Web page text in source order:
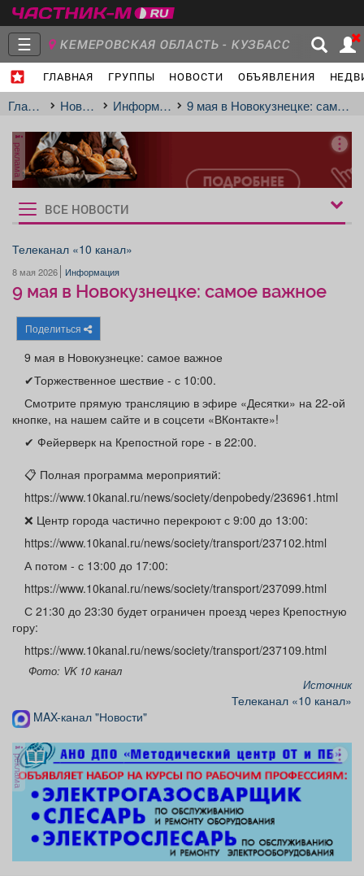
☰ КЕМЕРОВСКАЯ ОБЛАСТЬ - КУЗБАСС
ГЛАВНАЯ ГРУППЫ НОВОСТИ ОБЪЯВЛЕНИЯ
Главная
Группы
Объявления Недвижимость Услуги
Я - пенсионер
Главная Новости Информация 9 мая в Новокузнецке: самое важное
реклама
Рукбрики
новостей
ВСЕ НОВОСТИ
Телеканал «10 канал»
8 мая 2026 Информация
9 мая в Новокузнецке: самое важное
Поделиться
9 мая в Новокузнецке: самое важное
✔Торжественное шествие - с 10:00.
Смотрите прямую трансляцию в эфире «Десятки» на 22-ой
кнопке, на нашем сайте и в соцсети «ВКонтакте»!
✔ Фейерверк на Крепостной горе - в 22:00.
📋 Полная программа мероприятий:
https://www.10kanal.ru/news/society/denpobedy/236961.html
❌ Центр города частично перекроют с 9:00 до 13:00:
https://www.10kanal.ru/news/society/transport/237102.html
А потом - с 13:00 до 17:00:
https://www.10kanal.ru/news/society/transport/237099.html
С 21:30 до 23:30 будет ограничен проезд через Крепостную
гору:
https://www.10kanal.ru/news/society/transport/237109.html
Фото: VK 10 канал
Источник
Телеканал «10 канал»
MAX-канал "Новости"
реклама